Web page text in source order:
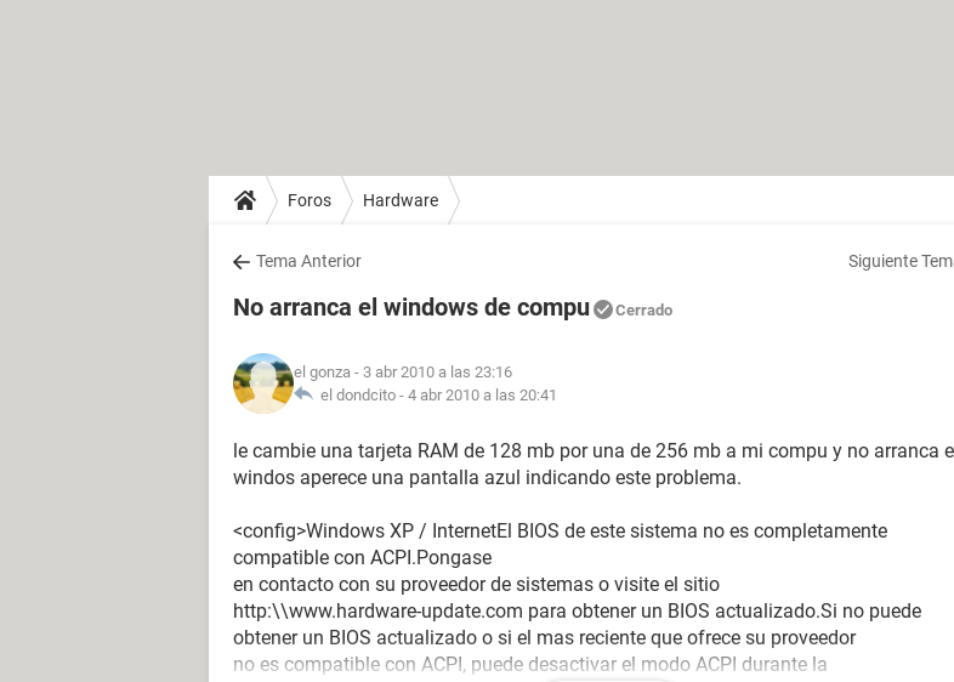
Foros Hardware
Tema Anterior Siguiente
No arranca el windows de compu Cerrado
el gonza - 3 abr 2010 a las 23:16
el dondcito - 4 abr 2010 a las 20:41
le cambie una tarjeta RAM de 128 mb por una de 256 mb a mi compu y no arranca
windos aperece una pantalla azul indicando este problema.
<config>Windows XP / InternetEl BIOS de este sistema no es completamente
compatible con ACPI.Pongase
en contacto con su proveedor de sistemas o visite el sitio
http:\\www.hardware-update.com para obtener un BIOS actualizado.Si no puede
obtener un BIOS actualizado o si el mas reciente que ofrece su proveedor
no es compatible con ACPI, puede desactivar el modo ACPI durante la